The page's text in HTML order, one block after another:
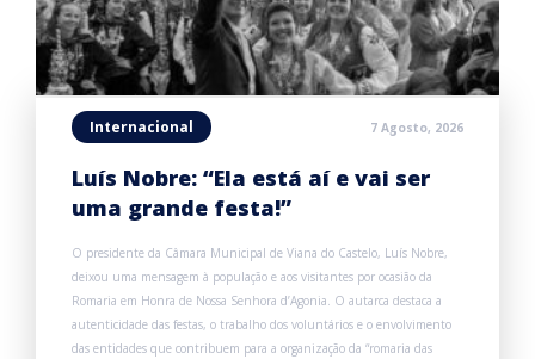
Internacional 7 Agosto, 2026
Luís Nobre: “Ela está aí e vai ser
uma grande festa!”
O presidente da Câmara Municipal de Viana do Castelo, Luís Nobre,
deixou uma mensagem à população e aos visitantes por ocasião da
Romaria em Honra de Nossa Senhora d’Agonia. O autarca destaca a
autenticidade das festas, o trabalho dos voluntários e o envolvimento
das entidades que contribuem para a organização da “romaria das